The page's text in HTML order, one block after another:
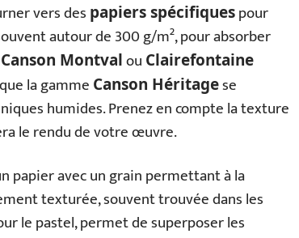
vers des papiers spécifiquespour
autour de 300 g/m², pour absorber
Canson Montvalou Clairefontaine
la gamme Canson Héritagese
humides. Prenez en compte la texture
le rendu de votre œuvre.
papier avec un grain permettant à la
texturée, souvent trouvée dans les
le pastel, permet de superposer les